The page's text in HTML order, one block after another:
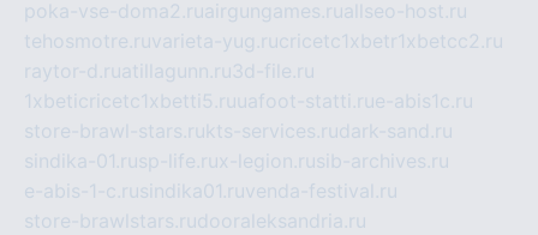
poka-vse-doma2.ruairgungames.ruallseo-host.ru
tehosmotre.ruvarieta-yug.rucricetc1xbetr1xbetcc2.ru
raytor-d.ruatillagunn.ru3d-file.ru
1xbeticricetc1xbetti5.ruuafoot-statti.rue-abis1c.ru
store-brawl-stars.rukts-services.rudark-sand.ru
sindika-01.rusp-life.rux-legion.rusib-archives.ru
e-abis-1-c.rusindika01.ruvenda-festival.ru
store-brawlstars.rudooraleksandria.ru